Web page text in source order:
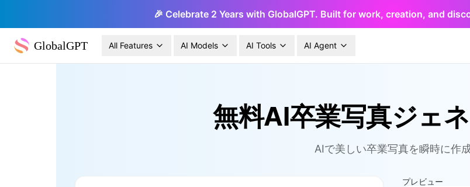
🎉 Celebrate 2 Years with GlobalGPT. Built for work, creation, and
GlobalGPT All Features AI Models AI Tools AI Agent
無料AI卒業写真ジェ
AIで美しい卒業写真を瞬時に作
プレビュー